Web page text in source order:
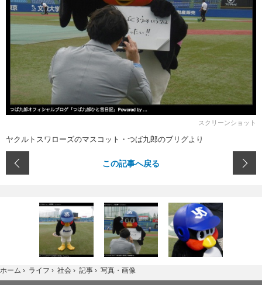
動画
スクリーンショット
ヤクルトスワローズのマスコット・つば九郎のブリグより
この記事へ戻る
ホーム › ライフ › 社会 › 記事 › 写真・画像